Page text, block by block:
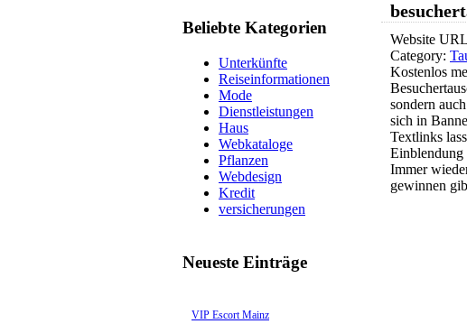
Beliebte Kategorien
Unterkünfte
Reiseinformationen
Mode
Dienstleistungen
Haus
Webkataloge
Pflanzen
Webdesign
Kredit
versicherungen
Neueste Einträge
VIP Escort Mainz
Website
Category:
Kostenlos
sondern
sich in
Textlinks
Einblendung
Immer
gewinnen